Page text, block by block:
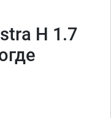
H 1.7